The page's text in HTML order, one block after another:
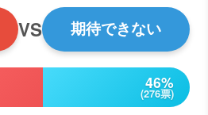
VS 期待できない
46%
(276票)